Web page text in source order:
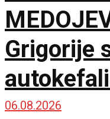
Grigorije
06.08.2026